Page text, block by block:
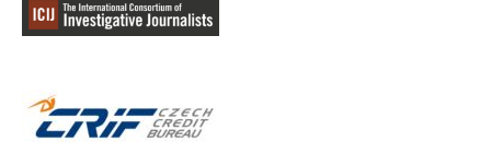
obsahovaly osobní zprávy i detaily ze sledování
oběti útoku, tedy íránské disidentky. Omarov je
korun) dalšímu obviněnému, Chalídu
Mehdijevovi.